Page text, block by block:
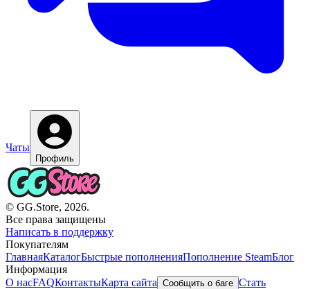
Чаты
Профиль
© GG.Store, 2026.
Все права защищены
Написать в поддержку
Покупателям
ГлавнаяКаталогБыстрые пополненияПополнение SteamБлог
Информация
О насFAQКонтактыКарта сайта Сообщить о баге Стать